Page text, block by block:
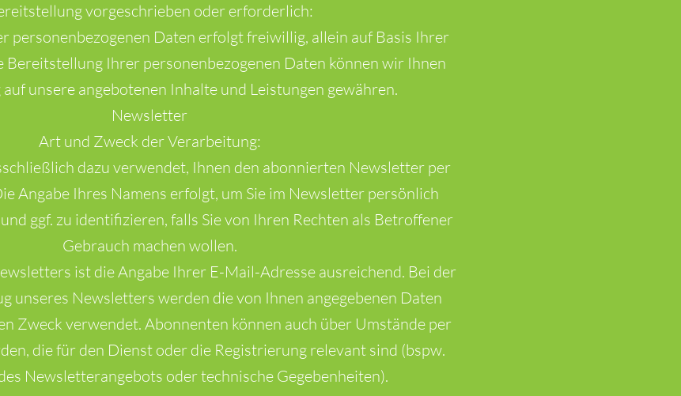
vorgeschrieben oder erforderlich:
personenbezogenen Daten erfolgt freiwillig, allein auf Basis Ihrer
Bereitstellung Ihrer personenbezogenen Daten können wir Ihnen
unsere angebotenen Inhalte und Leistungen gewähren.
Newsletter
Art und Zweck der Verarbeitung:
dazu verwendet, Ihnen den abonnierten Newsletter per
Angabe Ihres Namens erfolgt, um Sie im Newsletter persönlich
ggf. zu identifizieren, falls Sie von Ihren Rechten als Betroffener
Gebrauch machen wollen.
ist die Angabe Ihrer E-Mail-Adresse ausreichend. Bei der
unseres Newsletters werden die von Ihnen angegebenen Daten
Zweck verwendet. Abonnenten können auch über Umstände per
die für den Dienst oder die Registrierung relevant sind (bspw.
Newsletterangebots oder technische Gegebenheiten).